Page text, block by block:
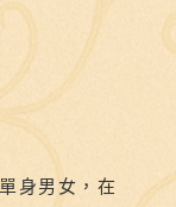
身男女，在